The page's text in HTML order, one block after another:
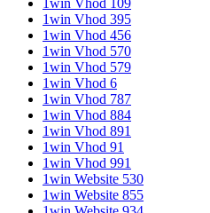
1win Vhod 109
1win Vhod 395
1win Vhod 456
1win Vhod 570
1win Vhod 579
1win Vhod 6
1win Vhod 787
1win Vhod 884
1win Vhod 891
1win Vhod 91
1win Vhod 991
1win Website 530
1win Website 855